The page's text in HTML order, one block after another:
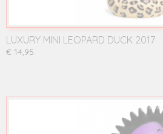
LUXURY MINI LEOPARD DUCK 2017
€ 14,95